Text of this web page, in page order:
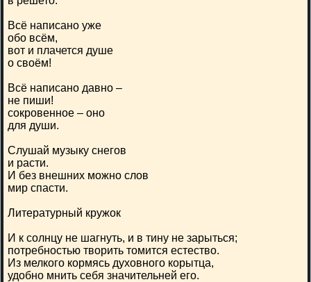
Всё написано уже
обо всём,
вот и плачется душе
о своём!
Всё написано давно –
не пиши!
сокровенное – оно
для души.
Слушай музыку снегов
и расти.
И без внешних можно слов
мир спасти.
Литературный кружок
И к солнцу не шагнуть, и в тину не зарыться;
потребностью творить томится естество.
Из мелкого кормясь духовного корытца,
удобно мнить себя значительней его.